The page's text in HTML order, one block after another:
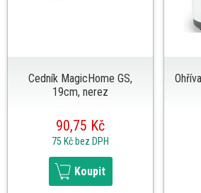
Cedník MagicHome GS,
19cm, nerez
90,75 Kč
75 Kč bez DPH
Koupit